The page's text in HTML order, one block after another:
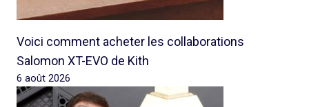
Voici comment acheter les collaborations
Salomon XT-EVO de Kith
6 août 2026